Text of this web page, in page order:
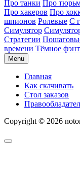
Про танки Про
Про хакеров Про
шпионов Ролевые С
Симулятор
Стратегии
времени Тёмное
Menu
Главная
Как скачивать
Стол заказов
Copyright © 2026
Scroll